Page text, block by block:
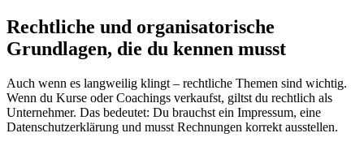
Rechtliche und organisatorische
Grundlagen, die du kennen musst
Auch wenn es langweilig klingt – rechtliche Themen sind wichtig.
Wenn du Kurse oder Coachings verkaufst, giltst du rechtlich als
Unternehmer. Das bedeutet: Du brauchst ein Impressum, eine
Datenschutzerklärung und musst Rechnungen korrekt ausstellen.